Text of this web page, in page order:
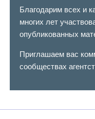
Благодарим всех и
многих лет
опубликованных
Приглашаем вас
сообществах